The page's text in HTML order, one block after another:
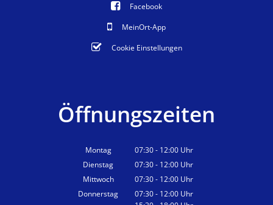
Facebook
MeinOrt-App
Cookie Einstellungen
Öffnungszeiten
Montag 07:30- 12:00 Uhr
Von 07:30 bis 12:00 Uhr
Dienstag 07:30- 12:00 Uhr
Von 07:30 bis 12:00 Uhr
Mittwoch 07:30- 12:00 Uhr
Von 07:30 bis 12:00 Uhr
Donnerstag 07:30- 12:00 Uhr